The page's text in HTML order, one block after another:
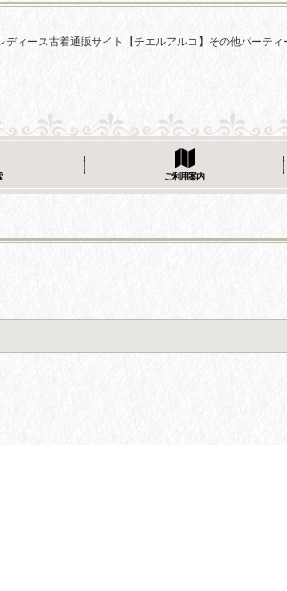
ィース古着通販サイト【チエルアルコ】その他パーテ
ご利用案内